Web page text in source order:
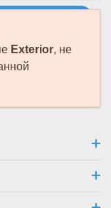
Exterior, не